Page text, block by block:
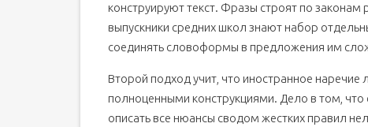
конструируют текст. Фразы строят по законам
выпускники средних школ знают набор
соединять словоформы в предложения им
Второй подход учит, что иностранное наречие
полноценными конструкциями. Дело в том, что
описать все нюансы сводом жестких правил